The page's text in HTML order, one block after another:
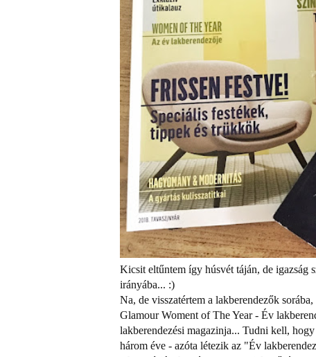
Kicsit eltűntem így húsvét táján, de igazság
irányába... :)
Na, de visszatértem a lakberendezők
Glamour Woment of The Year - Év
lakberendezési magazinja... Tudni kell,
három éve - azóta létezik az "Év